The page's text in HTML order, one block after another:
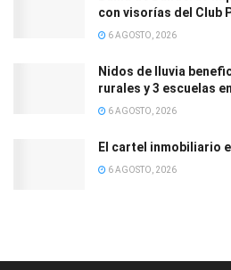
con visorías del Club
6 AGOSTO, 2026
Nidos de lluvia
rurales y 3 escuelas
6 AGOSTO, 2026
El cartel inmobiliario
6 AGOSTO, 2026